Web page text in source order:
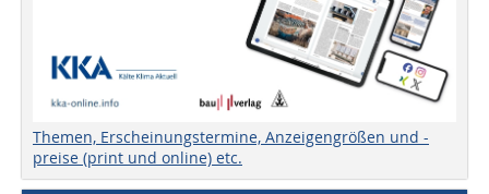
Themen, Erscheinungstermine, Anzeigengrößen und -
preise (print und online) etc.